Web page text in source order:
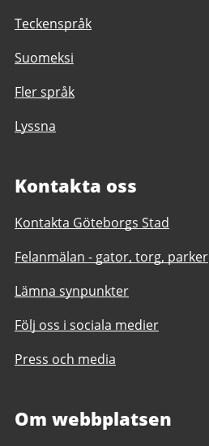
Teckenspråk
Suomeksi
Fler språk
Lyssna
Kontakta oss
Kontakta Göteborgs Stad
Felanmälan - gator, torg, parker
Lämna synpunkter
Följ oss i sociala medier
Press och media
Om webbplatsen